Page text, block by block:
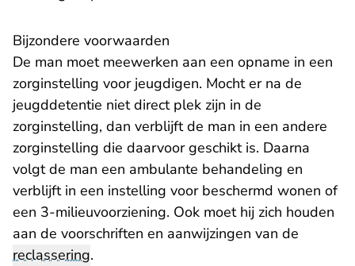
​Bijzondere voorwaarden
De man moet meewerken aan een opname in een
zorginstelling voor jeugdigen. Mocht er na de
jeugddetentie niet direct plek zijn in de
zorginstelling, dan verblijft de man in een andere
zorginstelling die daarvoor geschikt is. Daarna
volgt de man een ambulante behandeling en
verblijft in een instelling voor beschermd wonen of
een 3-milieuvoorziening. Ook moet hij zich houden
aan de voorschriften en aanwijzingen van de
reclassering.